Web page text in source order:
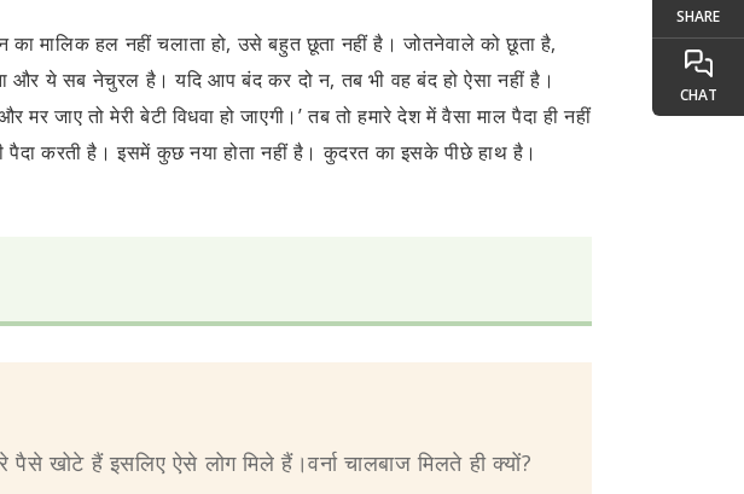
मालिक हल नहीं चलाता हो, उसे बहुत छूता नहीं है। जोतनेवाले को छूता है,
ये सब नेचुरल है। यदि आप बंद कर दो न, तब भी वह बंद हो ऐसा नहीं है।
तो मेरी बेटी विधवा हो जाएगी।’ तब तो हमारे देश में वैसा माल पैदा ही नहीं
पैदा करती है। इसमें कुछ नया होता नहीं है। कुदरत का इसके पीछे हाथ है।
खोटे हैं इसलिए ऐसे लोग मिले हैं।वर्ना चालबाज मिलते ही क्यों?
SHARE
CHAT